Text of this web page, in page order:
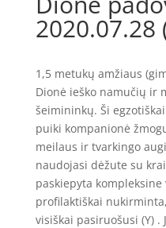
2020.07.28
1,5 metukų amžiaus
Dionė ieško namučių ir
šeimininkų. Ši
puiki kompanionė
meilaus ir tvarkingo
naudojasi dėžute su
paskiepyta
profilaktiškai
visiškai pasiruošusi (Y)